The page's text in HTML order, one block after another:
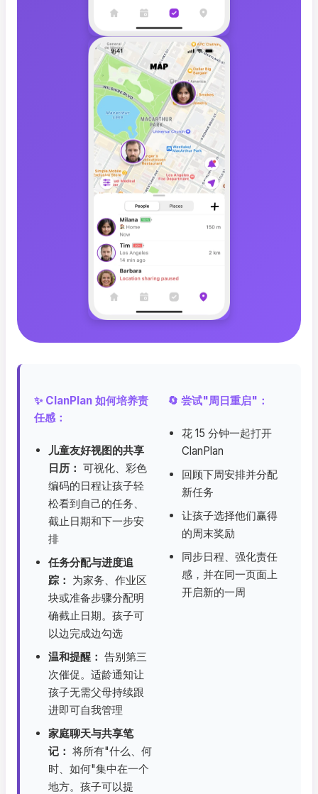
✨ ClanPlan 如何培养责
任感：
儿童友好视图的共享
日历： 可视化、彩色
编码的日程让孩子轻
松看到自己的任务、
截止日期和下一步安
排
任务分配与进度追
踪： 为家务、作业区
块或准备步骤分配明
确截止日期。孩子可
以边完成边勾选
温和提醒： 告别第三
次催促。适龄通知让
孩子无需父母持续跟
进即可自我管理
家庭聊天与共享笔
记： 将所有"什么、何
时、如何"集中在一个
地方。孩子可以提
🔄 尝试"周日重启"：
花 15 分钟一起打开
ClanPlan
回顾下周安排并分配
新任务
让孩子选择他们赢得
的周末奖励
同步日程、强化责任
感，并在同一页面上
开启新的一周